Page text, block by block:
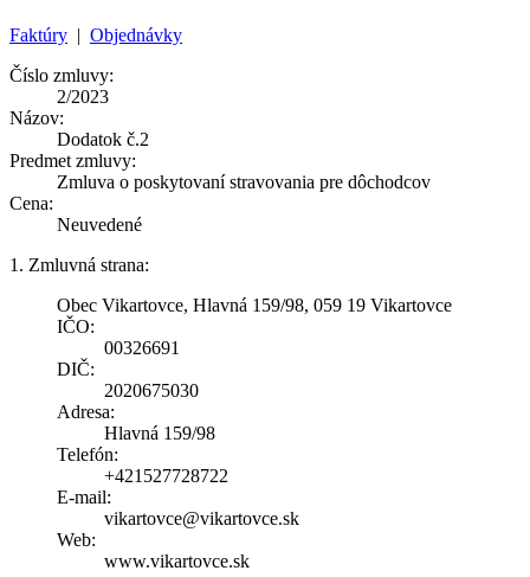
Faktúry | Objednávky
Číslo zmluvy:
2/2023
Názov:
Dodatok č.2
Predmet zmluvy:
Zmluva o poskytovaní stravovania pre dôchodcov
Cena:
Neuvedené
1. Zmluvná strana:
Obec Vikartovce, Hlavná 159/98, 059 19 Vikartovce
IČO:
00326691
DIČ:
2020675030
Adresa:
Hlavná 159/98
Telefón:
+421527728722
E-mail:
vikartovce@vikartovce.sk
Web:
www.vikartovce.sk